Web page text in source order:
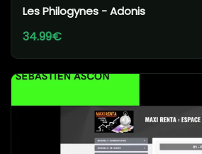
Les Philogynes - Adonis
34.99€